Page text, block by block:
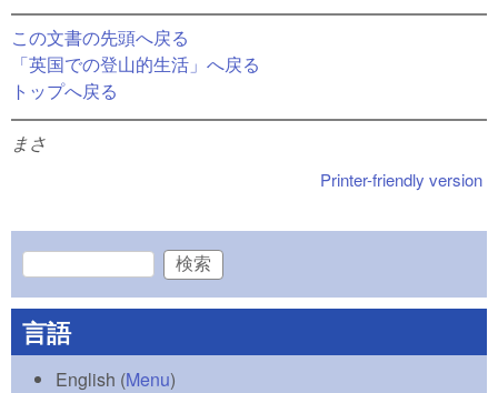
この文書の先頭へ戻る
「英国での登山的生活」へ戻る
トップへ戻る
まさ
Printer-friendly version
検索フォーム
検索
言語
English (Menu)